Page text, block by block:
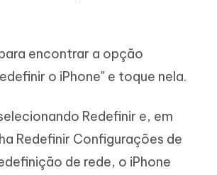
encontrar a opção
o iPhone" e toque nela.
Redefinir e, em
Redefinir Configurações de
de rede, o iPhone